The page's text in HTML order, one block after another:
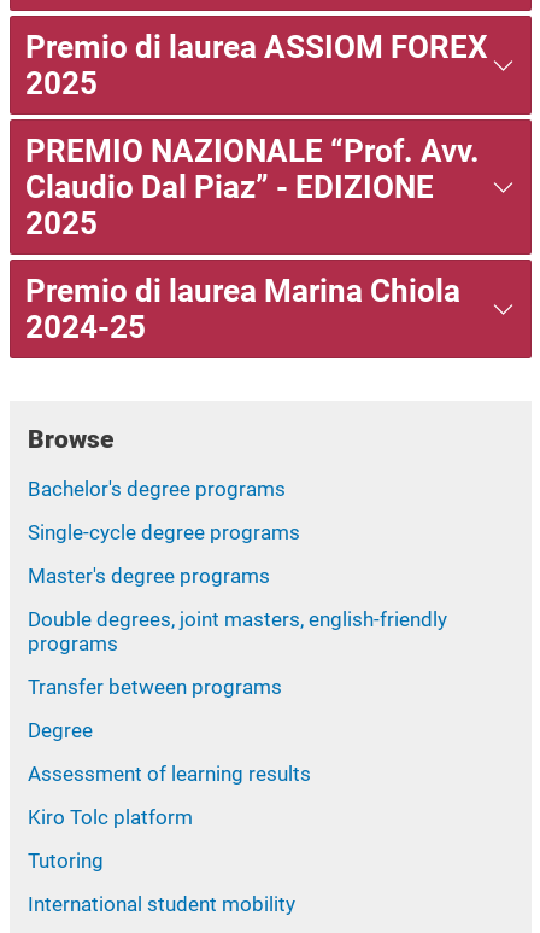
Premio di laurea ASSIOM FOREX
2025
PREMIO NAZIONALE “Prof. Avv.
Claudio Dal Piaz” - EDIZIONE
2025
Premio di laurea Marina Chiola
2024-25
Browse
Bachelor's degree programs
Single-cycle degree programs
Master's degree programs
Double degrees, joint masters, english-friendly
programs
Transfer between programs
Degree
Assessment of learning results
Kiro Tolc platform
Tutoring
International student mobility